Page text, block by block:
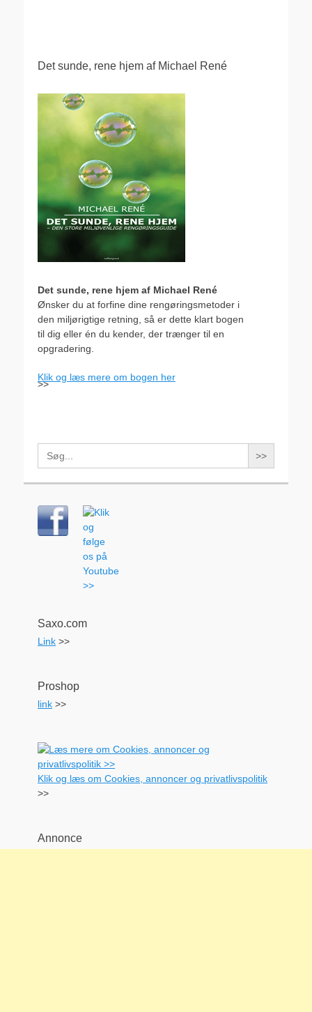
Det sunde, rene hjem af Michael René
Det sunde, rene hjem af Michael René
Ønsker du at forfine dine rengøringsmetoder i
den miljørigtige retning, så er dette klart bogen
til dig eller én du kender, der trænger til en
opgradering.
Klik og læs mere om bogen her
>>
Search
for:
Saxo.com
Link >>
Proshop
link >>
Klik og læs om Cookies, annoncer og privatlivspolitik
>>
Annonce